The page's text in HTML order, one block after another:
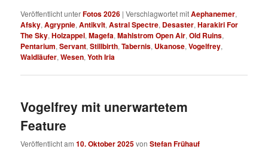
Veröffentlicht unterFotos 2026 |Verschlagwortet mitAephanemer,
Afsky,Agrypnie,Antikvlt,Astral Spectre, Desaster,Harakiri For
The Sky,Holzappel,Magefa,Mahlstrom Open Air,Old Ruins,
Pentarium,Servant,Stillbirth,Tabernis, Ukanose,Vogelfrey,
Waldläufer,Wesen,Yoth Iria
Vogelfrey mit unerwartetem
Feature
Veröffentlicht am10. Oktober 2025vonStefan Frühauf